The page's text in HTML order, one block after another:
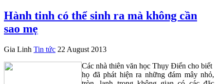
Hành tinh có thể sinh ra mà không cần
sao mẹ
Gia Linh Tin tức 22 August 2013
Các nhà thiên văn học Thụy Điển cho biết
họ đã phát hiện ra những đám mây nhỏ,